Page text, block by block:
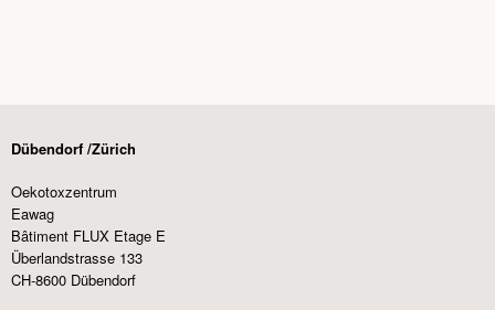
Dübendorf /Zürich
Oekotoxzentrum
Eawag
Bâtiment FLUX Etage E
Überlandstrasse 133
CH-8600 Dübendorf